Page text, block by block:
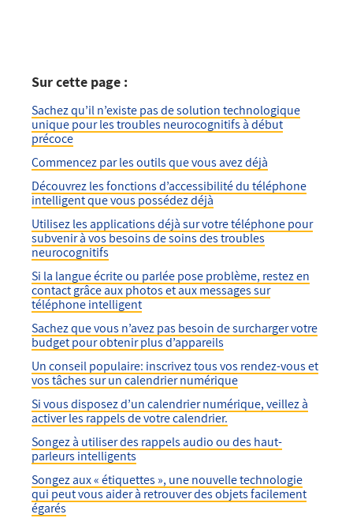
Sur cette page :
Sachez qu’il n’existe pas de solution technologique
unique pour les troubles neurocognitifs à début
précoce
Commencez par les outils que vous avez déjà
Découvrez les fonctions d’accessibilité du téléphone
intelligent que vous possédez déjà
Utilisez les applications déjà sur votre téléphone pour
subvenir à vos besoins de soins des troubles
neurocognitifs
Si la langue écrite ou parlée pose problème, restez en
contact grâce aux photos et aux messages sur
téléphone intelligent
Sachez que vous n’avez pas besoin de surcharger votre
budget pour obtenir plus d’appareils
Un conseil populaire: inscrivez tous vos rendez-vous et
vos tâches sur un calendrier numérique
Si vous disposez d’un calendrier numérique, veillez à
activer les rappels de votre calendrier.
Songez à utiliser des rappels audio ou des haut-
parleurs intelligents
Songez aux « étiquettes », une nouvelle technologie
qui peut vous aider à retrouver des objets facilement
égarés